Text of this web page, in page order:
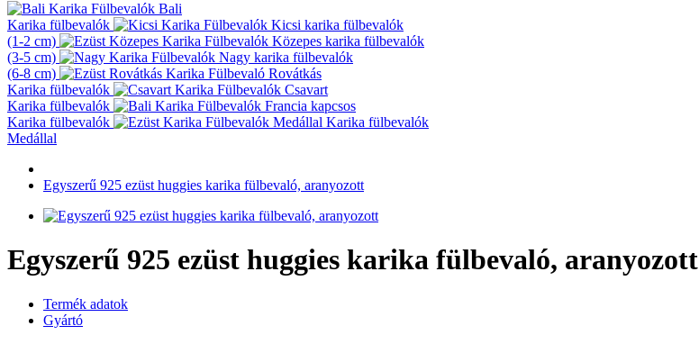
Bali
Karika fülbevalók
Kicsi karika fülbevalók
(1-2 cm)
Közepes karika fülbevalók
(3-5 cm)
Nagy karika fülbevalók
(6-8 cm)
Rovátkás
Karika fülbevalók
Csavart
Karika fülbevalók
Francia kapcsos
Karika fülbevalók
Karika fülbevalók
Medállal
Egyszerű 925 ezüst huggies karika fülbevaló, aranyozott
Egyszerű 925 ezüst huggies karika fülbevaló, aranyozott
Termék adatok
Gyártó